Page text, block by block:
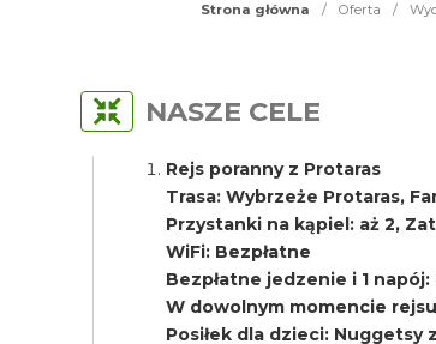
Strona główna / Oferta /
NASZE CELE
Rejs poranny z Protaras
Trasa: Wybrzeże Protaras,
Przystanki na kąpiel: aż 2,
WiFi: Bezpłatne
Bezpłatne jedzenie i 1
W dowolnym momencie
Posiłek dla dzieci: